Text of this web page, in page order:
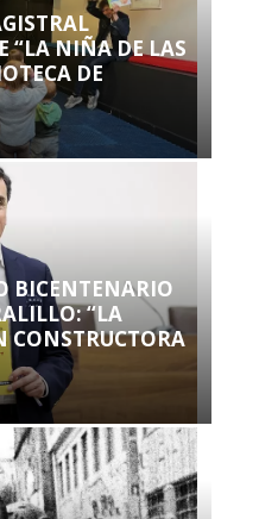
“LA NIÑA DE LAS
DE
BICENTENARIO
“LA
CONSTRUCTORA